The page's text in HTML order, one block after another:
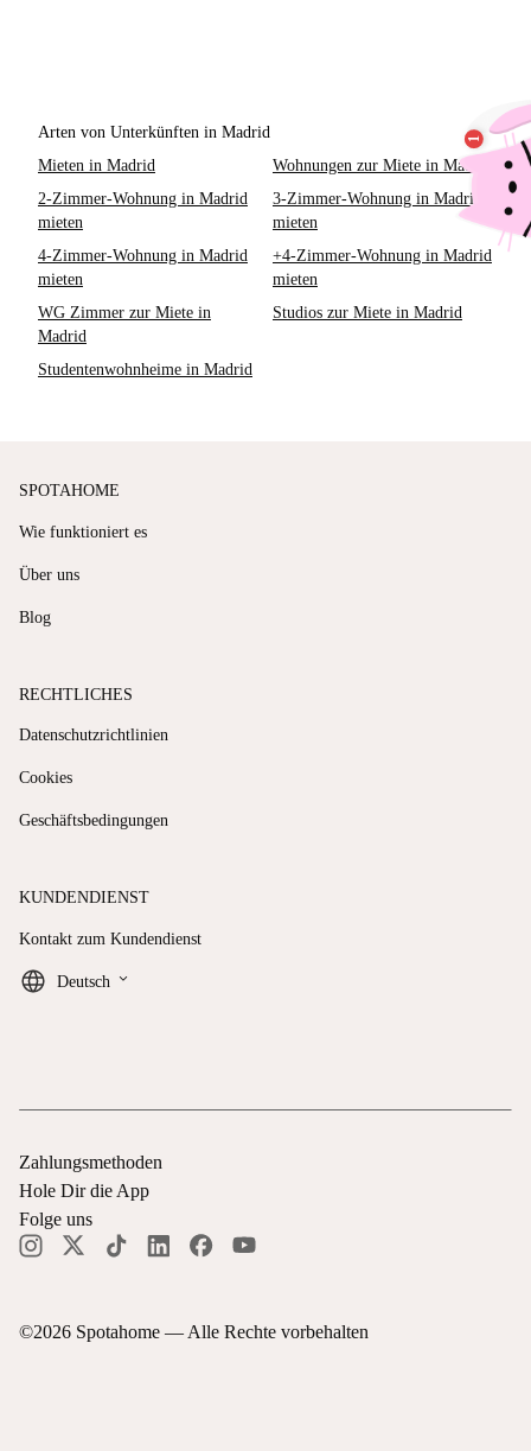
Arten von Unterkünften in Madrid
Mieten in Madrid
Wohnungen zur Miete in Madrid
2-Zimmer-Wohnung in Madrid
mieten
3-Zimmer-Wohnung in Madrid
mieten
4-Zimmer-Wohnung in Madrid
mieten
+4-Zimmer-Wohnung in Madrid
mieten
WG Zimmer zur Miete in
Madrid
Studios zur Miete in Madrid
Studentenwohnheime in Madrid
SPOTAHOME
Wie funktioniert es
Über uns
Blog
RECHTLICHES
Datenschutzrichtlinien
Cookies
Geschäftsbedingungen
KUNDENDIENST
Kontakt zum Kundendienst
Deutsch keyboard_arrow_down
©2026 Spotahome — Alle Rechte vorbehalten
Zahlungsmethoden
Hole Dir die App
Folge uns